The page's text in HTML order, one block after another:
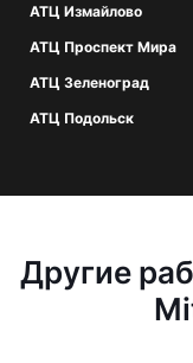
АТЦ Измайлово
АТЦ Проспект Мира
АТЦ Зеленоград
АТЦ Подольск
Другие